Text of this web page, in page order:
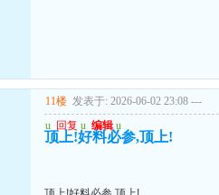
11楼 发表于: 2026-06-02 23:08 ---
u 回复 u 编辑 u
顶上!好料必参,顶上!